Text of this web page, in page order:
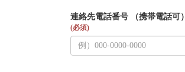
連絡先電話番号 （携帯電話可）
(必須)